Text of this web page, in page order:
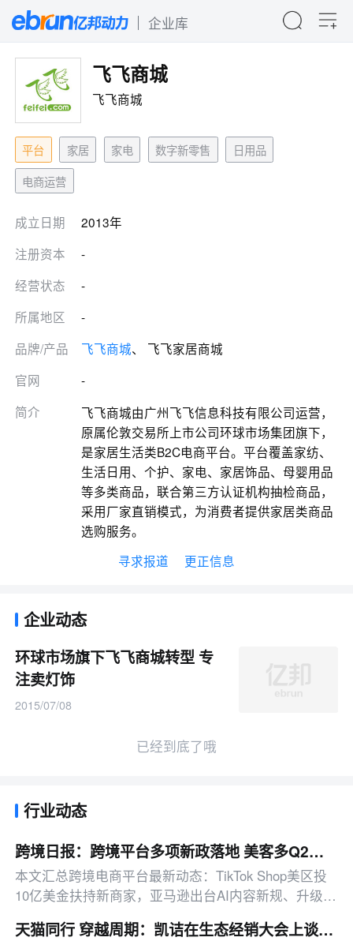
企业库
飞飞商城
飞飞商城
平台 家居 家电 数字新零售
日用品
电商运营
成立日期
2013年
注册资本
-
经营状态
-
所属地区
-
品牌/产品
飞飞商城、 飞飞家居商城
官网
-
简介
飞飞商城由广州飞飞信息科技有限公司运营，
原属伦敦交易所上市公司环球市场集团旗下，
是家居生活类B2C电商平台。平台覆盖家纺、
生活日用、个护、家电、家居饰品、母婴用品
等多类商品，联合第三方认证机构抽检商品，
采用厂家直销模式，为消费者提供家居类商品
选购服务。
寻求报道
更正信息
企业动态
环球市场旗下飞飞商城转型 专
注卖灯饰
2015/07/08
已经到底了哦
行业动态
跨境日报：跨境平台多项新政落地 美客多Q2营收同比增50%
本文汇总跨境电商平台最新动态：TikTok Shop美区投
10亿美金扶持新商家，亚马逊出台AI内容新规、升级卖
天猫同行 穿越周期：凯诘在生态经销大会上谈AI时代的进化